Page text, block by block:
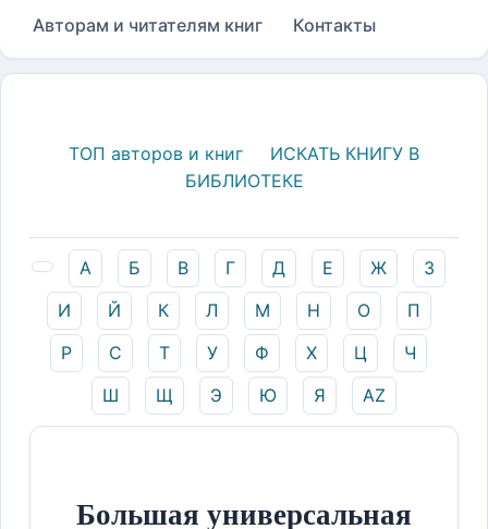
Авторам и читателям книг
Контакты
ТОП авторов и книг
ИСКАТЬ КНИГУ В
БИБЛИОТЕКЕ
А Б В Г Д Е Ж
З
И
Й К Л М Н О
П
Р
С Т У Ф Х Ц
Ч
Ш
Щ Э Ю Я AZ
Большая универсальная